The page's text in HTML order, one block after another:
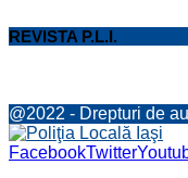
REVISTA P.L.I.
@2022 - Drepturi de
FacebookTwitter